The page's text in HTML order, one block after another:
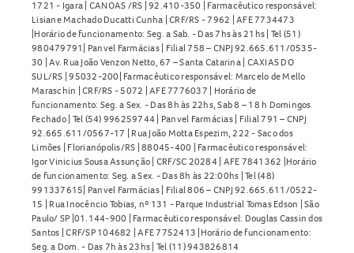
1721 - Igara | CANOAS /RS | 92.410-350 | Farmacêutico responsável:
Lisiane Machado Ducatti Cunha | CRF/RS - 7962 | AFE 7734473
|Horário de funcionamento: Seg. a Sab. - Das 7hs às 21hs | Tel (51)
980479791| Panvel Farmácias | Filial 758 – CNPJ 92.665.611/0535-
30 | Av. Rua João Venzon Netto, 67 – Santa Catarina | CAXIAS DO
SUL/RS | 95032-200| Farmacêutico responsável: Marcelo de Mello
Maraschin | CRF/RS - 5072 | AFE 7776037 | Horário de
funcionamento: Seg. a Sex. - Das 8h às 22hs, Sab 8 – 18 h Domingos
Fechado | Tel (54) 996259744 | Panvel Farmácias | Filial 791 – CNPJ
92.665.611/0567-17 | Rua João Motta Espezim, 222 - Saco dos
Limões | Florianópolis/RS | 88045-400 | Farmacêutico responsável:
Igor Vinicius Sousa Assunção | CRF/SC 20284 | AFE 7841362 |Horário
de funcionamento: Seg. a Sex. - Das 8h às 22:00hs | Tel (48)
991337615| Panvel Farmácias | Filial 806 – CNPJ 92.665.611/0522-
15 | Rua Inocêncio Tobias, nº 131 - Parque Industrial Tomas Edson | São
Paulo/ SP |01.144-900 | Farmacêutico responsável: Douglas Cassin dos
Santos | CRF/SP 104682 | AFE 7752413 |Horário de funcionamento:
Seg. a Dom. - Das 7h às 23hs | Tel (11) 943826814